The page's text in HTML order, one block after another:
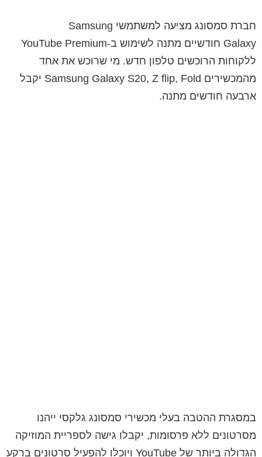
חברת סמסונג מציעה למשתמשי Samsung
Galaxy חודשיים מתנה לשימוש ב-YouTube Premium
ללקוחות הרוכשים טלפון חדש. מי שרוכש את אחד
מהמכשירים Samsung Galaxy S20, Z flip, Fold יקבל
ארבעה חודשים מתנה.
במסגרת ההטבה בעלי מכשירי סמסונג גלקסי ייהנו
מסרטונים ללא פרסומות, יקבלו גישה לספריית המוזיקה
הגדולה ביותר של YouTube ויוכלו להפעיל סרטונים ברקע